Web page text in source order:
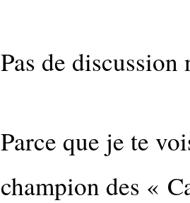
Pas de discussion
Parce que je te
champion des «